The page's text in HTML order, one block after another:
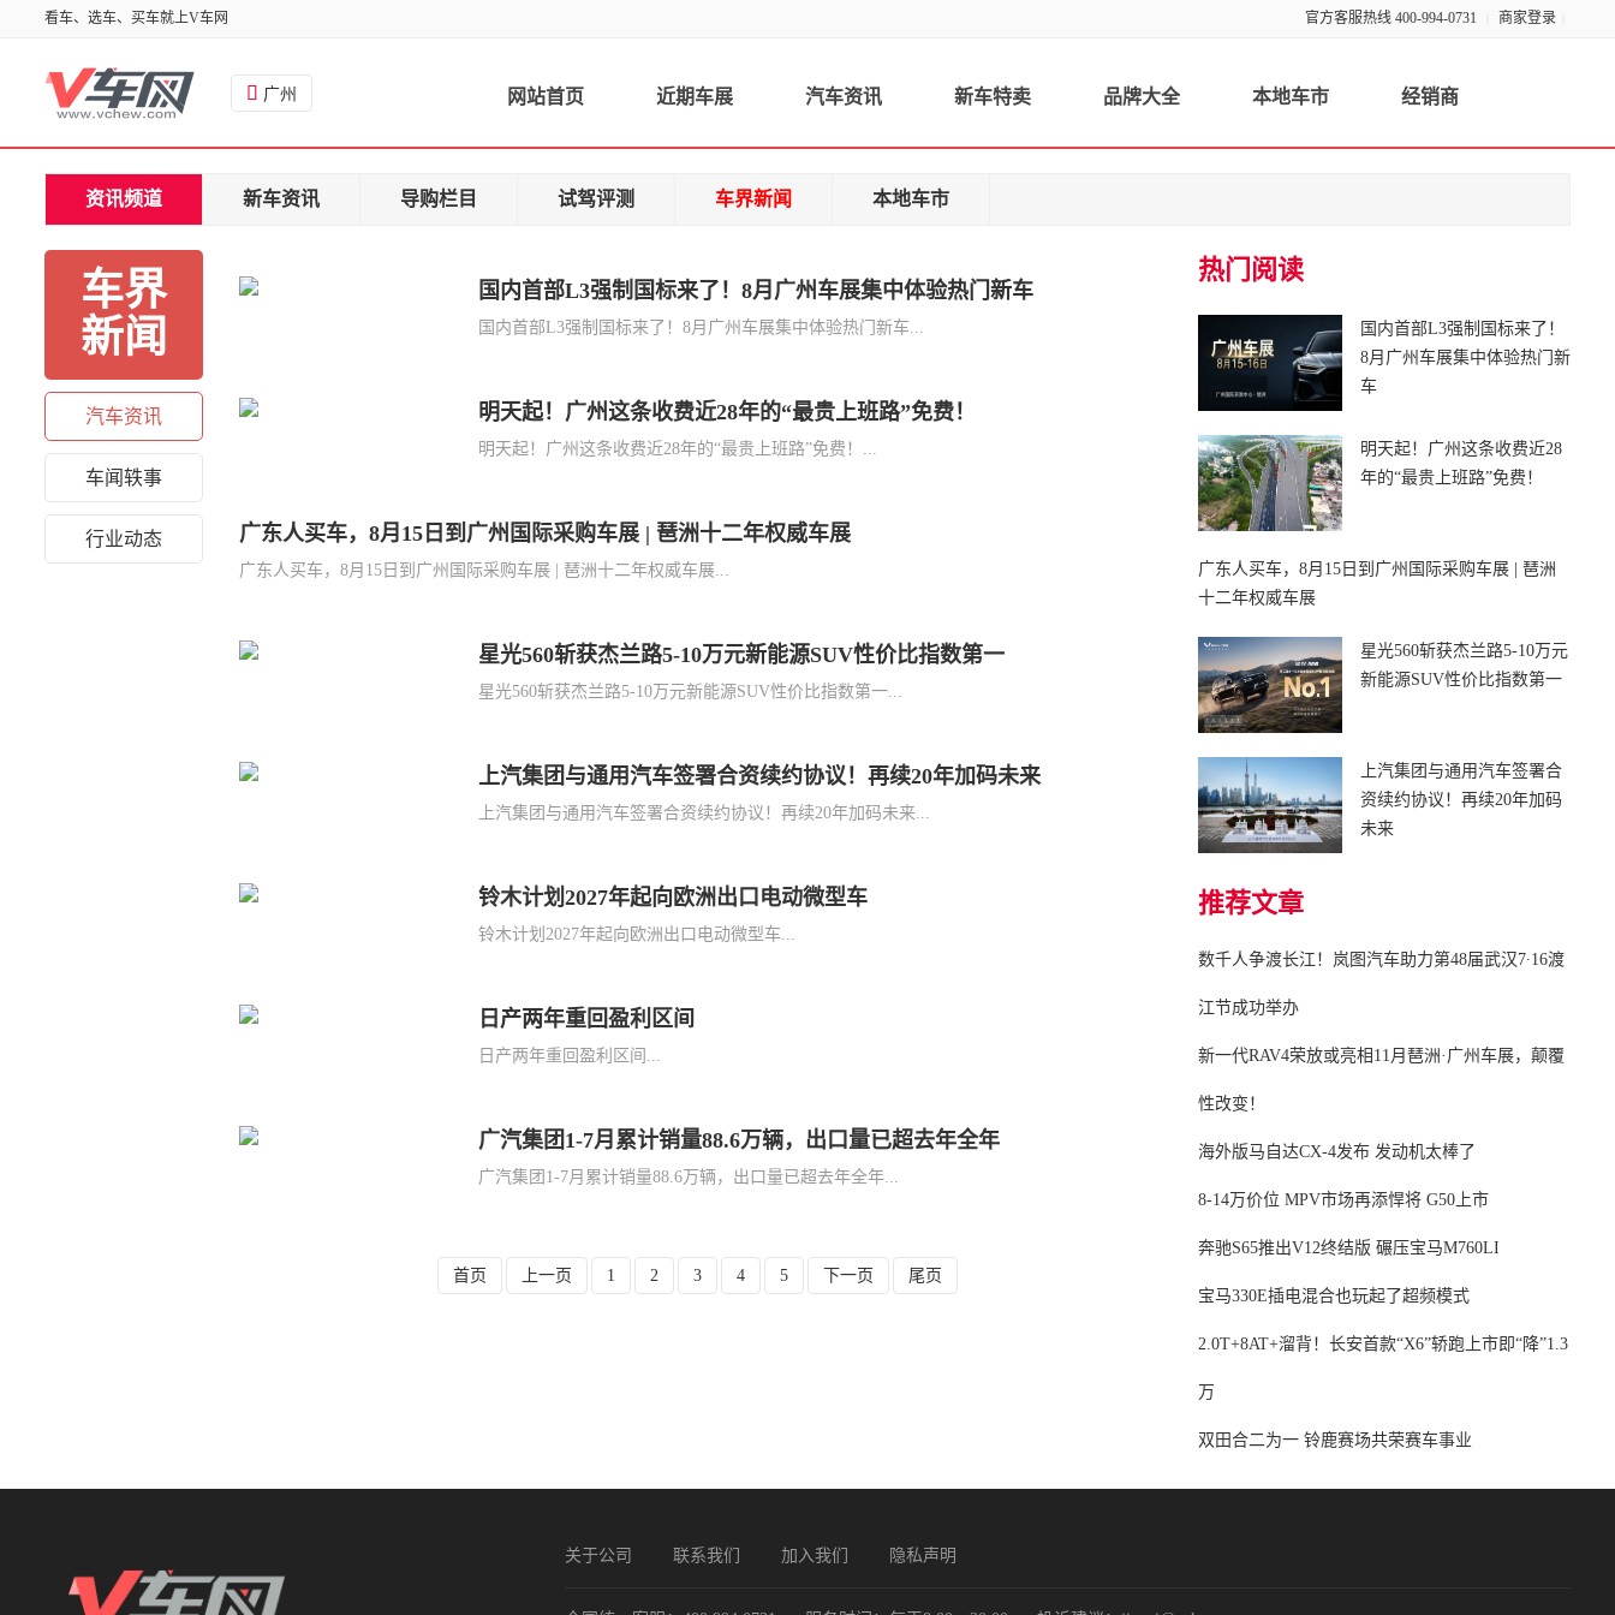
看车、选车、买车就上V车网 官方客服热线 400-994-0731 商家登录
 广州 网站首页 近期车展 汽车资讯 新车特卖 品牌大全 本地车市 经销商
资讯频道 新车资讯 导购栏目 试驾评测 车界新闻 本地车市
车界
新闻
汽车资讯
车闻轶事
行业动态
国内首部L3强制国标来了！8月广州车展集中体验热门新车
国内首部L3强制国标来了！8月广州车展集中体验热门新车...
明天起！广州这条收费近28年的“最贵上班路”免费！
明天起！广州这条收费近28年的“最贵上班路”免费！...
广东人买车，8月15日到广州国际采购车展 | 琶洲十二年权威车展
广东人买车，8月15日到广州国际采购车展 | 琶洲十二年权威车展...
星光560斩获杰兰路5-10万元新能源SUV性价比指数第一
星光560斩获杰兰路5-10万元新能源SUV性价比指数第一...
上汽集团与通用汽车签署合资续约协议！再续20年加码未来
上汽集团与通用汽车签署合资续约协议！再续20年加码未来...
铃木计划2027年起向欧洲出口电动微型车
铃木计划2027年起向欧洲出口电动微型车...
日产两年重回盈利区间
日产两年重回盈利区间...
广汽集团1-7月累计销量88.6万辆，出口量已超去年全年
广汽集团1-7月累计销量88.6万辆，出口量已超去年全年...
首页 上一页 1 2 3 4 5 下一页 尾页
热门阅读
国内首部L3强制国标来了！
8月广州车展集中体验热门新
车
明天起！广州这条收费近28
年的“最贵上班路”免费！
广东人买车，8月15日到广州国际采购车展 | 琶洲
十二年权威车展
星光560斩获杰兰路5-10万元
新能源SUV性价比指数第一
上汽集团与通用汽车签署合
资续约协议！再续20年加码
未来
推荐文章
数千人争渡长江！岚图汽车助力第48届武汉7∙16渡
江节成功举办
新一代RAV4荣放或亮相11月琶洲·广州车展，颠覆
性改变！
海外版马自达CX-4发布 发动机太棒了
8-14万价位 MPV市场再添悍将 G50上市
奔驰S65推出V12终结版 碾压宝马M760LI
宝马330E插电混合也玩起了超频模式
2.0T+8AT+溜背！长安首款“X6”轿跑上市即“降”1.3
万
双田合二为一 铃鹿赛场共荣赛车事业
关于公司 联系我们 加入我们 隐私声明